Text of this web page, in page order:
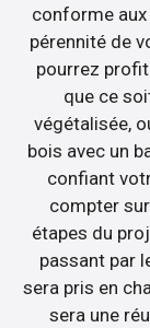
conforme
pérennité de
pourrez
que ce
végétalisée,
bois avec un
confiant
compter
étapes du
passant par
sera pris en
sera une